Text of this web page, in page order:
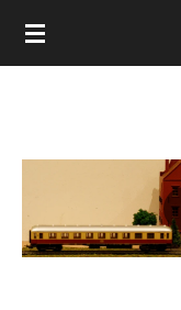
Ga
direct